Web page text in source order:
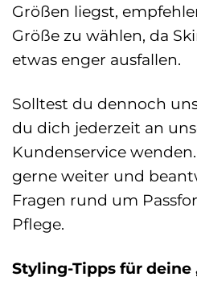
Größen liegst,
Größe zu wählen, da
etwas enger ausfallen.
Solltest du dennoch
du dich jederzeit an
Kundenservice
gerne weiter und
Fragen rund um
Pflege.
Styling-Tipps für deine